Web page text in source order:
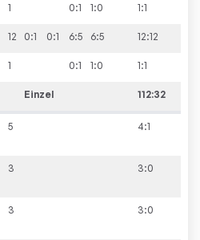
1 0:1 1:0 1:1
12 0:1 0:1 6:5 6:5 12:12
1 0:1 1:0 1:1
Einzel 112:32
5 4:1
3 3:0
3 3:0